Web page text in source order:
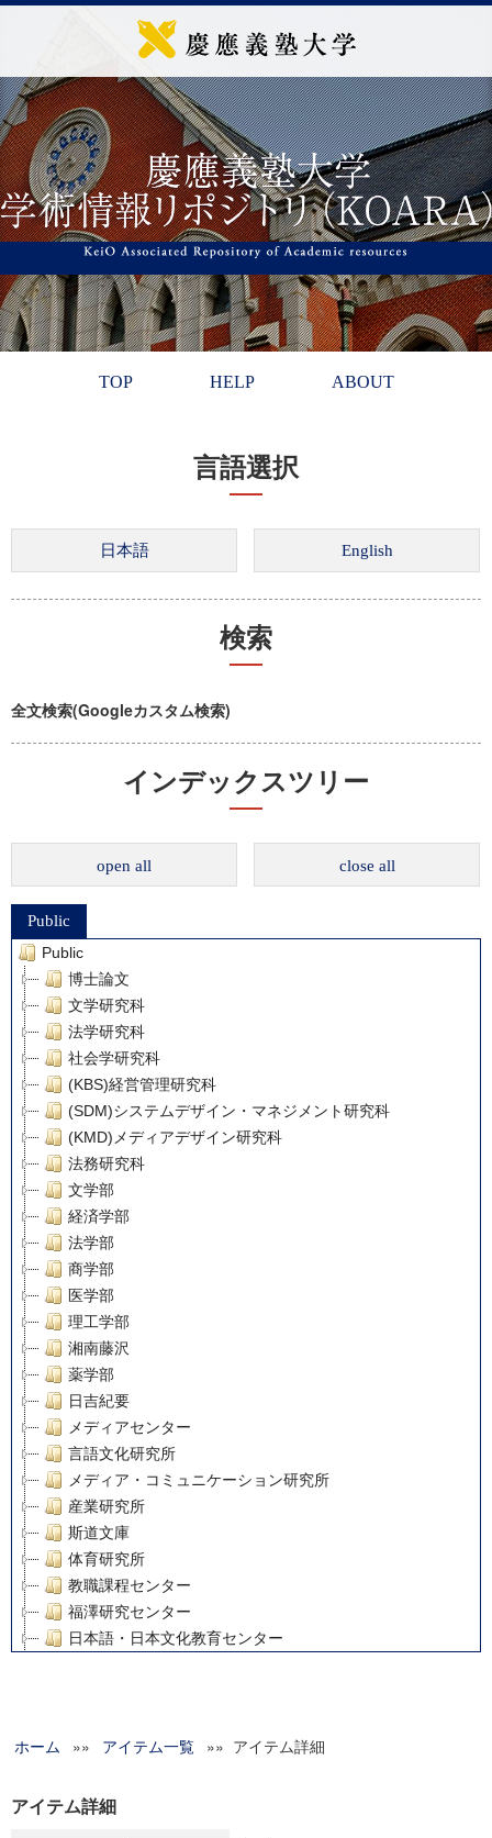
TOP HELP ABOUT
言語選択
検索
全文検索(Googleカスタム検索)
インデックスツリー
open all close all
Public
Public
博士論文
文学研究科
法学研究科
社会学研究科
(KBS)経営管理研究科
(SDM)システムデザイン・マネジメント研究科
(KMD)メディアデザイン研究科
法務研究科
文学部
経済学部
法学部
商学部
医学部
理工学部
湘南藤沢
薬学部
日吉紀要
メディアセンター
言語文化研究所
メディア・コミュニケーション研究所
産業研究所
斯道文庫
体育研究所
教職課程センター
福澤研究センター
日本語・日本文化教育センター
グローバルリサーチインスティテュート
科学研究費補助金研究成果報告書
ホーム »» アイテム一覧 »» アイテム詳細
アイテム詳細